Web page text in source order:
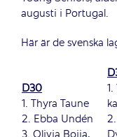
augusti i Portugal.
Här är de svenska
D30
1. Thyra Taune
2. Ebba Undén